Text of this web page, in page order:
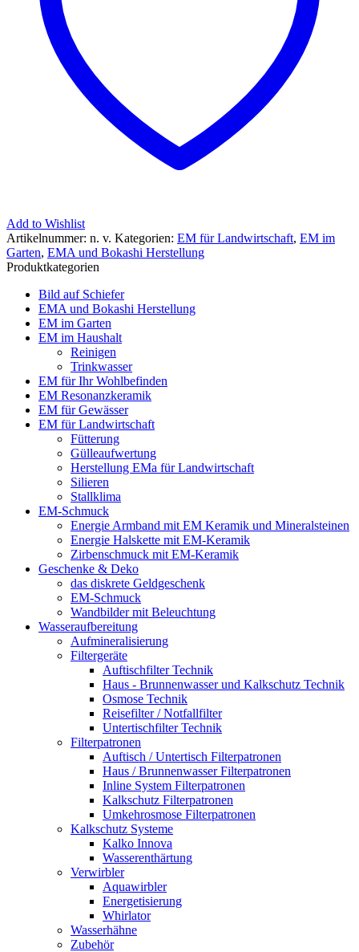
Add to Wishlist
Artikelnummer: n. v. Kategorien: EM für Landwirtschaft, EM im
Garten, EMA und Bokashi Herstellung
Produktkategorien
Bild auf Schiefer
EMA und Bokashi Herstellung
EM im Garten
EM im Haushalt
Reinigen
Trinkwasser
EM für Ihr Wohlbefinden
EM Resonanzkeramik
EM für Gewässer
EM für Landwirtschaft
Fütterung
Gülleaufwertung
Herstellung EMa für Landwirtschaft
Silieren
Stallklima
EM-Schmuck
Energie Armband mit EM Keramik und Mineralsteinen
Energie Halskette mit EM-Keramik
Zirbenschmuck mit EM-Keramik
Geschenke & Deko
das diskrete Geldgeschenk
EM-Schmuck
Wandbilder mit Beleuchtung
Wasseraufbereitung
Aufmineralisierung
Filtergeräte
Auftischfilter Technik
Haus - Brunnenwasser und Kalkschutz Technik
Osmose Technik
Reisefilter / Notfallfilter
Untertischfilter Technik
Filterpatronen
Auftisch / Untertisch Filterpatronen
Haus / Brunnenwasser Filterpatronen
Inline System Filterpatronen
Kalkschutz Filterpatronen
Umkehrosmose Filterpatronen
Kalkschutz Systeme
Kalko Innova
Wasserenthärtung
Verwirbler
Aquawirbler
Energetisierung
Whirlator
Wasserhähne
Zubehör